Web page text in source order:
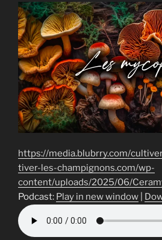
pour
réussir »
https://media.blubrry.com/
tiver-les-champignons.com/wp-
content/uploads/2025/06/
Podcast: Play in new window